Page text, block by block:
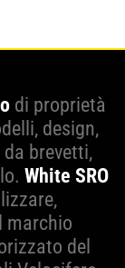
di proprietà
design,
brevetti,
White SRO
marchio
del